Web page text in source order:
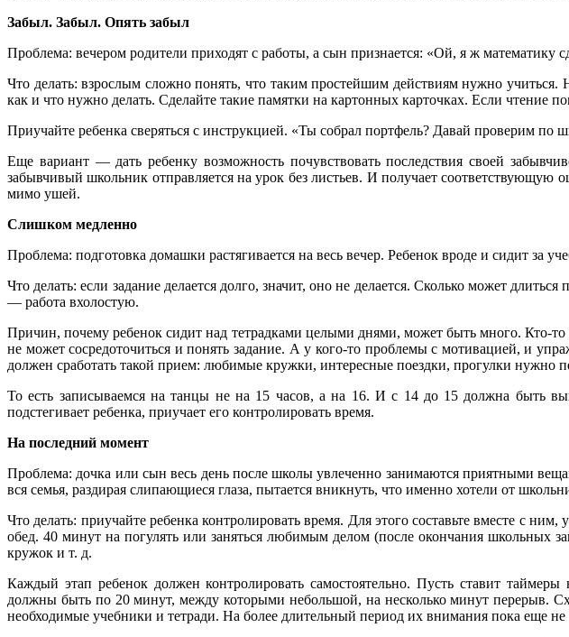
Забыл. Забыл. Опять забыл
Проблема: вечером родители приходят с работы, а сын признается: «Ой, я ж математику
Что делать: взрослым сложно понять, что таким простейшим действиям нужно
как и что нужно делать. Сделайте такие памятки на картонных карточках. Если чтение
Приучайте ребенка сверяться с инструкцией. «Ты собрал портфель? Давай проверим по
Еще вариант — дать ребенку возможность почувствовать последствия своей
забывчивый школьник отправляется на урок без листьев. И получает
мимо ушей.
Слишком медленно
Проблема: подготовка домашки растягивается на весь вечер. Ребенок вроде и сидит за
Что делать: если задание делается долго, значит, оно не делается. Сколько может
— работа вхолостую.
Причин, почему ребенок сидит над тетрадками целыми днями, может быть много. Кто-
не может сосредоточиться и понять задание. А у кого-то проблемы с мотивацией, и
должен сработать такой прием: любимые кружки, интересные поездки, прогулки
То есть записываемся на танцы не на 15 часов, а на 16. И с 14 до 15 должна
подстегивает ребенка, приучает его контролировать время.
На последний момент
Проблема: дочка или сын весь день после школы увлеченно занимаются приятными
вся семья, раздирая слипающиеся глаза, пытается вникнуть, что именно хотели от
Что делать: приучайте ребенка контролировать время. Для этого составьте вместе с
обед. 40 минут на погулять или заняться любимым делом (после окончания школьных
кружок и т. д.
Каждый этап ребенок должен контролировать самостоятельно. Пусть ставит
должны быть по 20 минут, между которыми небольшой, на несколько минут перерыв.
необходимые учебники и тетради. На более длительный период их внимания пока еще не